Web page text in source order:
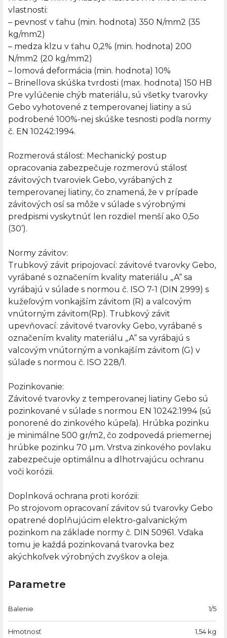
vlastnosti:
– pevnosť v ťahu (min. hodnota) 350 N/mm2 (35
kg/mm2)
– medza klzu v ťahu 0,2% (min. hodnota) 200
N/mm2 (20 kg/mm2)
– lomová deformácia (min. hodnota) 10%
– Brinellova skúška tvrdosti (max. hodnota) 150 HB
Pre vylúčenie chýb materiálu, sú všetky tvarovky
Gebo vyhotovené z temperovanej liatiny a sú
podrobené 100%-nej skúške tesnosti podľa normy
č. EN 10242:1994.
Rozmerová stálosť: Mechanický postup
opracovania zabezpečuje rozmerovú stálosť
závitových tvaroviek Gebo, vyrábaných z
temperovanej liatiny, čo znamená, že v prípade
závitových osí sa môže v súlade s výrobnými
predpismi vyskytnúť len rozdiel menší ako 0,5o
(30’).
Normy závitov:
Trubkový závit pripojovací: závitové tvarovky Gebo,
vyrábané s označením kvality materiálu „A“ sa
vyrábajú v súlade s normou č. ISO 7-1 (DIN 2999) s
kužeľovým vonkajším závitom (R) a valcovým
vnútorným závitom(Rp). Trubkový závit
upevňovací: závitové tvarovky Gebo, vyrábané s
označením kvality materiálu „A“ sa vyrábajú s
valcovým vnútorným a vonkajším závitom (G) v
súlade s normou č. ISO 228/1.
Pozinkovanie:
Závitové tvarovky z temperovanej liatiny Gebo sú
pozinkované v súlade s normou EN 10242:1994 (sú
ponorené do zinkového kúpeľa). Hrúbka pozinku
je minimálne 500 gr/m2, čo zodpovedá priemernej
hrúbke pozinku 70 µm. Vrstva zinkového povlaku
zabezpečuje optimálnu a dlhotrvajúcu ochranu
voči korózii.
Doplnková ochrana proti korózii:
Po strojovom opracovaní závitov sú tvarovky Gebo
opatrené doplňujúcim elektro-galvanickým
pozinkom na základe normy č. DIN 50961. Vďaka
tomu je každá pozinkovaná tvarovka bez
akýchkoľvek výrobných zvyškov a oleja.
Parametre
Balenie 1/5
Hmotnosť 1,54 kg